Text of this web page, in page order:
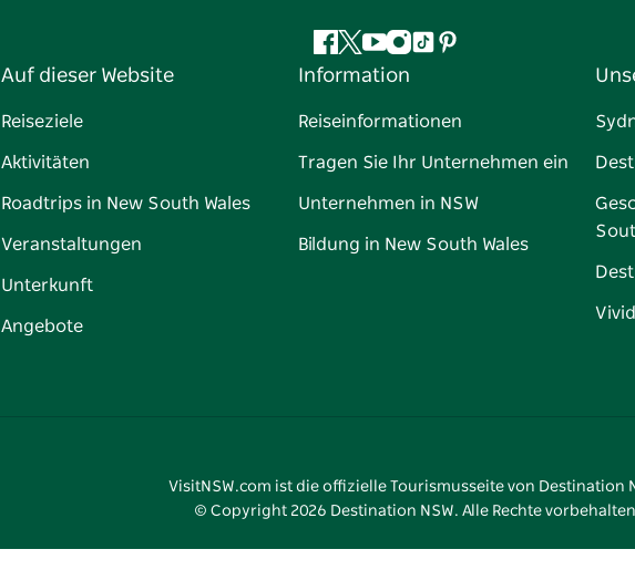
Facebook
Twitter
YouTube
Instagram
TikTokPinterest
Auf dieser Website
Reiseziele
Aktivitäten
Roadtrips in New South Wales
Veranstaltungen
Unterkunft
Angebote
Information
Reiseinformationen
Tragen Sie Ihr Unternehmen ein
Unternehmen in NSW
Bildung in New South Wales
VisitNSW.com ist die offizielle Tourismusseite von Destination
© Copyright 2026 Destination NSW. Alle Rechte